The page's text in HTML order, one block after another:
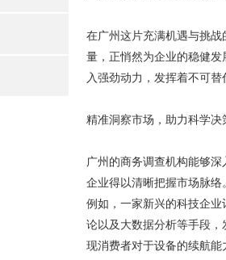
在广州这片充满机遇与挑
量，正悄然为企业的稳健发
入强劲动力，发挥着不可替
精准洞察市场，助力科学决
广州的商务调查机构能够
企业得以清晰把握市场脉络
例如，一家新兴的科技企
论以及大数据分析等手段，
现消费者对于设备的续航